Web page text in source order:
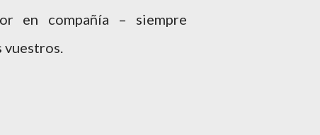
en compañía – siempre
vuestros.